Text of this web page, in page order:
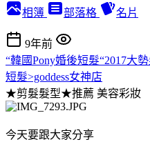
相簿 部落格 名片
9年前
“韓國Pony婚後短髮“2017大
短髮>goddess女神店
★剪髮髮型★推薦 美容彩妝
今天要跟大家分享